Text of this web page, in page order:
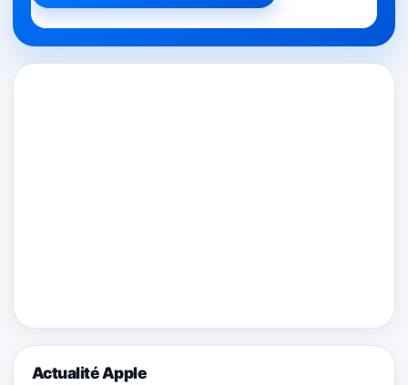
Actualité Apple